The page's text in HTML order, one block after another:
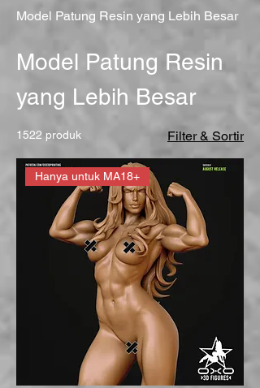
Model Patung Resin yang Lebih Besar
Model Patung Resin
yang Lebih Besar
1522 produk Filter & Sortir
Hanya untuk MA18+